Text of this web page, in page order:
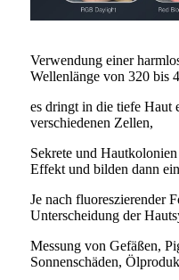
Verwendung einer
Wellenlänge von 320 bis
es dringt in die tiefe Haut
verschiedenen Zellen,
Sekrete und
Effekt und bilden dann
Je nach fluoreszierender
Unterscheidung der
Messung von Gefäßen,
Sonnenschäden,